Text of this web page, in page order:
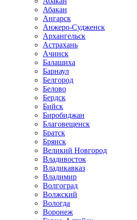
Абакан
Ангарск
Анжеро-Судженск
Архангельск
Астрахань
Ачинск
Балашиха
Барнаул
Белгород
Белово
Бердск
Бийск
Биробиджан
Благовещенск
Братск
Брянск
Великий Новгород
Владивосток
Владикавказ
Владимир
Волгоград
Волжский
Вологда
Воронеж